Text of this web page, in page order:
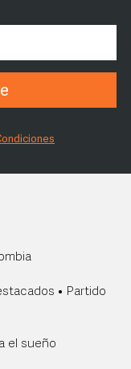
• Partido
el sueño